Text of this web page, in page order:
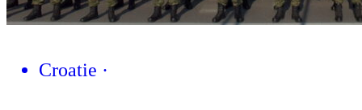
Croatie ·